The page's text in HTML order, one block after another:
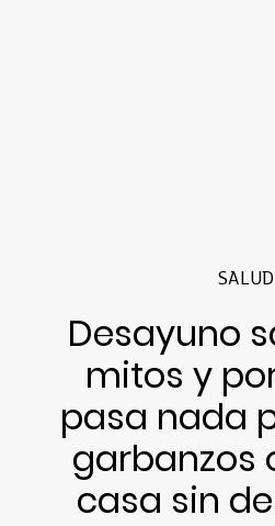
SALUD
Desayuno
mitos y
pasa nada
garbanzos
casa sin